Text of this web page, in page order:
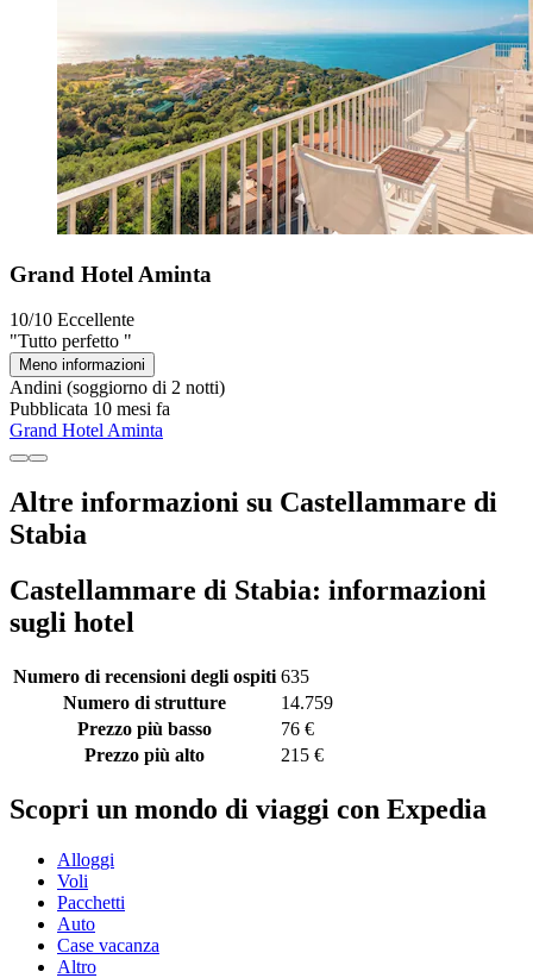
Grand Hotel Aminta
10/10 Eccellente
"Tutto perfetto "
Meno informazioni
Andini (soggiorno di 2 notti)
Pubblicata 10 mesi fa
Grand Hotel Aminta
Altre informazioni su Castellammare di
Stabia
Castellammare di Stabia: informazioni
sugli hotel
Numero di recensioni degli ospiti 635
Numero di strutture
14.759
Prezzo più basso
76 €
Prezzo più alto
215 €
Scopri un mondo di viaggi con Expedia
Alloggi
Voli
Pacchetti
Auto
Case vacanza
Altro